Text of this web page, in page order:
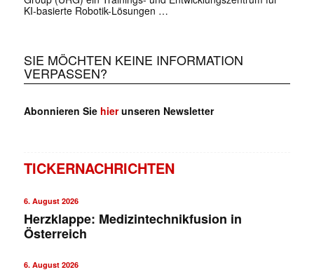
KI-basierte Robotik-Lösungen …
SIE MÖCHTEN KEINE INFORMATION
VERPASSEN?
Abonnieren Sie hierunseren Newsletter
TICKERNACHRICHTEN
6. August 2026
Herzklappe: Medizintechnikfusion in
Österreich
6. August 2026